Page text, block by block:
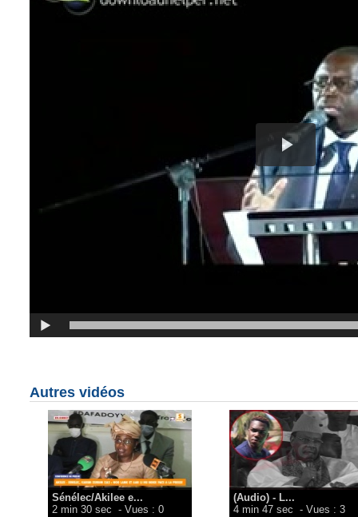
Autres vidéos
Sénélec/Akilee e...
2 min 30 sec - Vues : 0
(Audio) - L...
4 min 47 sec - Vues : 3